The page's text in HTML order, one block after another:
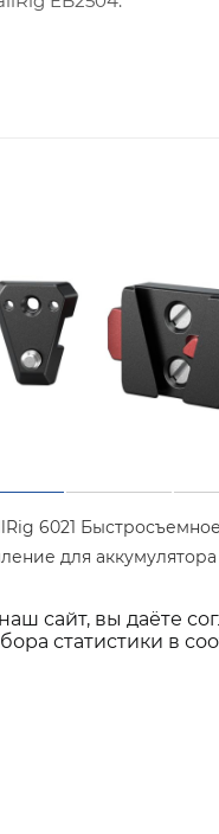
сайт, вы даёте
статистики в
6021 Быстросъемное
для